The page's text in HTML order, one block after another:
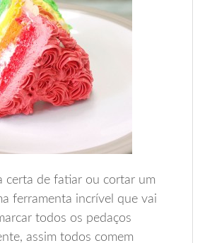
certa de fatiar ou cortar um
ferramenta incrível que vai
todos os pedaços
assim todos comem